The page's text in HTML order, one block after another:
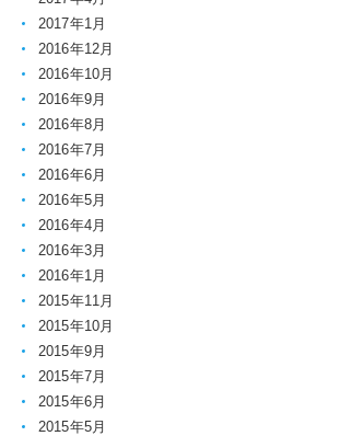
2017年1月
2016年12月
2016年10月
2016年9月
2016年8月
2016年7月
2016年6月
2016年5月
2016年4月
2016年3月
2016年1月
2015年11月
2015年10月
2015年9月
2015年7月
2015年6月
2015年5月